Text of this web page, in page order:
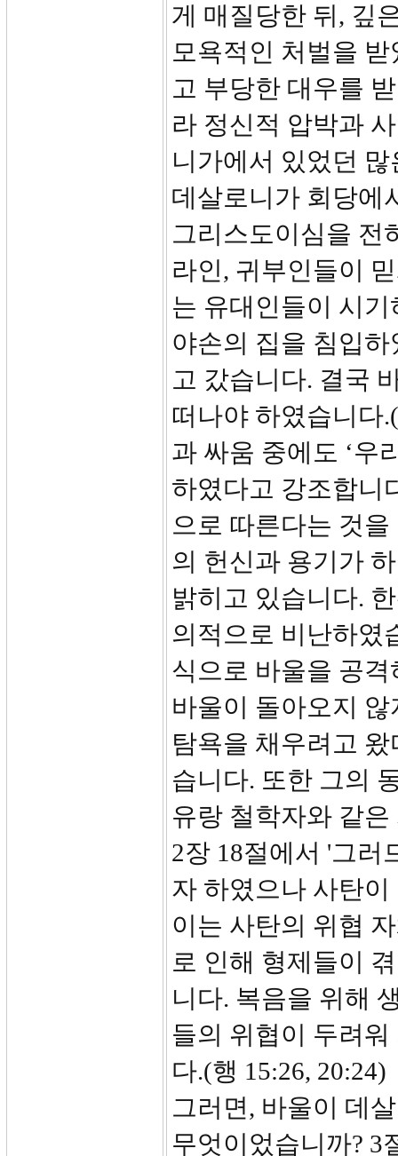
게 매질당한 뒤, 깊
모욕적인 처벌을
고 부당한 대우를
라 정신적 압박과
니가에서 있었던
데살로니가 회당에
그리스도이심을 전
라인, 귀부인들이
는 유대인들이 시
야손의 집을 침입
고 갔습니다. 결국
떠나야 하였습니다
과 싸움 중에도 ‘우
하였다고 강조합니
으로 따른다는 것
의 헌신과 용기가
밝히고 있습니다.
의적으로 비난하였
식으로 바울을 공
바울이 돌아오지
탐욕을 채우려고
습니다. 또한 그의
유랑 철학자와 같
2장 18절에서 '그러
자 하였으나 사탄
이는 사탄의 위협
로 인해 형제들이
니다. 복음을 위해
들의 위협이 두려
다.(행 15:26, 20:24)
그러면, 바울이 데
무엇이었습니까? 3